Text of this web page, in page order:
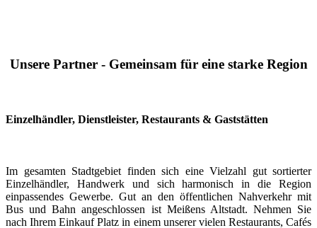
Unsere Partner - Gemeinsam für eine starke Region
Einzelhändler, Dienstleister, Restaurants & Gaststätten
Im gesamten Stadtgebiet finden sich eine Vielzahl gut sortierter
Einzelhändler, Handwerk und sich harmonisch in die Region
einpassendes Gewerbe. Gut an den öffentlichen Nahverkehr mit
Bus und Bahn angeschlossen ist Meißens Altstadt. Nehmen Sie
nach Ihrem Einkauf Platz in einem unserer vielen Restaurants, Cafés